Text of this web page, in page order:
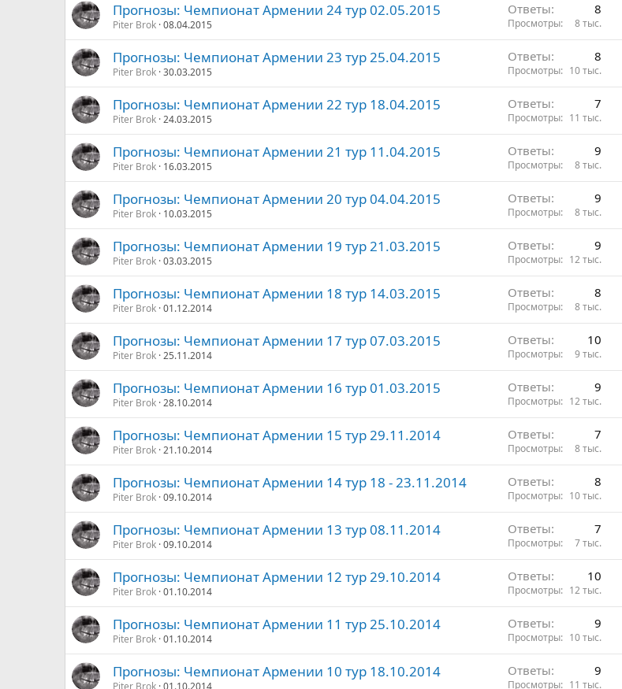
Прогнозы: Чемпионат Армении 24 тур 02.05.2015
Piter Brok 08.04.2015
Ответы 8
Просмотры 8 тыс.
Прогнозы: Чемпионат Армении 23 тур 25.04.2015
Piter Brok 30.03.2015
Ответы 8
Просмотры 10 тыс.
Прогнозы: Чемпионат Армении 22 тур 18.04.2015
Piter Brok 24.03.2015
Ответы 7
Просмотры 11 тыс.
Прогнозы: Чемпионат Армении 21 тур 11.04.2015
Piter Brok 16.03.2015
Ответы 9
Просмотры 8 тыс.
Прогнозы: Чемпионат Армении 20 тур 04.04.2015
Piter Brok 10.03.2015
Ответы 9
Просмотры 8 тыс.
Прогнозы: Чемпионат Армении 19 тур 21.03.2015
Piter Brok 03.03.2015
Ответы 9
Просмотры 12 тыс.
Прогнозы: Чемпионат Армении 18 тур 14.03.2015
Piter Brok 01.12.2014
Ответы 8
Просмотры 8 тыс.
Прогнозы: Чемпионат Армении 17 тур 07.03.2015
Piter Brok 25.11.2014
Ответы 10
Просмотры 9 тыс.
Прогнозы: Чемпионат Армении 16 тур 01.03.2015
Piter Brok 28.10.2014
Ответы 9
Просмотры 12 тыс.
Прогнозы: Чемпионат Армении 15 тур 29.11.2014
Piter Brok 21.10.2014
Ответы 7
Просмотры 8 тыс.
Прогнозы: Чемпионат Армении 14 тур 18 - 23.11.2014
Piter Brok 09.10.2014
Ответы 8
Просмотры 10 тыс.
Прогнозы: Чемпионат Армении 13 тур 08.11.2014
Piter Brok 09.10.2014
Ответы 7
Просмотры 7 тыс.
Прогнозы: Чемпионат Армении 12 тур 29.10.2014
Piter Brok 01.10.2014
Ответы 10
Просмотры 12 тыс.
Прогнозы: Чемпионат Армении 11 тур 25.10.2014
Piter Brok 01.10.2014
Ответы 9
Просмотры 10 тыс.
Прогнозы: Чемпионат Армении 10 тур 18.10.2014
Piter Brok 01.10.2014
Ответы 9
Просмотры 11 тыс.